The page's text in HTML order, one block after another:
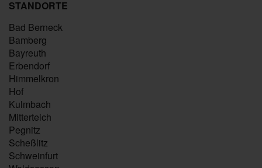
STANDORTE
Bad Berneck
Bamberg
Bayreuth
Erbendorf
Himmelkron
Hof
Kulmbach
Mitterteich
Pegnitz
Scheßlitz
Schweinfurt